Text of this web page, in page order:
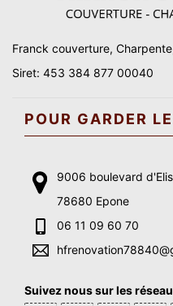
Franck couverture,
Siret: 453 384 877 00040
POUR GARDER
9006 boulevard
78680 Epone
06 11 09 60 70
Suivez nous sur les